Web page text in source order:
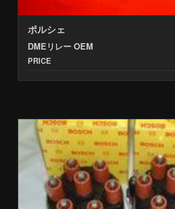
ポルシェ
DMEリレー OEM
PRICE